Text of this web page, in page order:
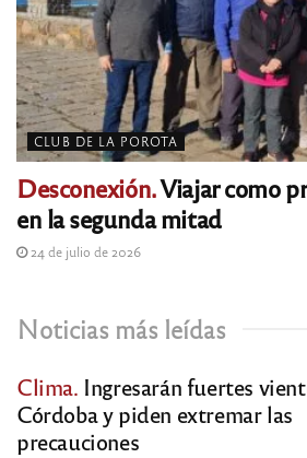
CLUB DE LA POROTA
Desconexión.Viajar como
en la segunda mitad
24 de julio de 2026
Noticias más leídas
Clima. Ingresarán fuertes
Córdoba y piden extremar las
precauciones